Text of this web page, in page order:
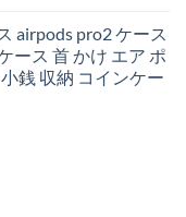
airpods pro2 ケース
ース 首 かけ エア ポ
銭 収納 コインケー